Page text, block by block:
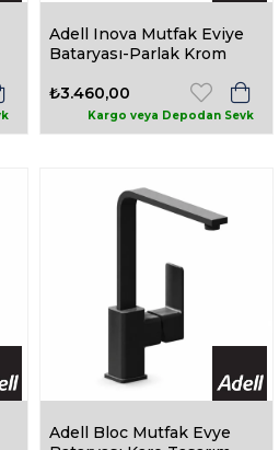
Adell Inova Mutfak Eviye
Bataryası-Parlak Krom
₺3.460,00
Adell Bloc Mutfak Evye